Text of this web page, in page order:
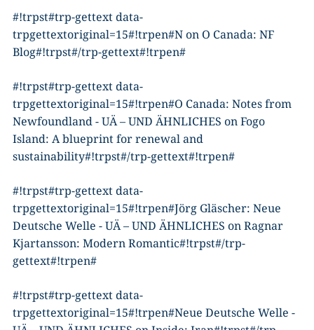
#!trpst#trp-gettext data-
trpgettextoriginal=15#!trpen#Non O Canada: NF
Blog#!trpst#/trp-gettext#!trpen#
#!trpst#trp-gettext data-
trpgettextoriginal=15#!trpen#O Canada: Notes from
Newfoundland - UÄ – UND ÄHNLICHES onFogo
Island: A blueprint for renewal and
sustainability#!trpst#/trp-gettext#!trpen#
#!trpst#trp-gettext data-
trpgettextoriginal=15#!trpen#Jörg Gläscher: Neue
Deutsche Welle - UÄ – UND ÄHNLICHES onRagnar
Kjartansson: Modern Romantic#!trpst#/trp-
gettext#!trpen#
#!trpst#trp-gettext data-
trpgettextoriginal=15#!trpen#Neue Deutsche Welle -